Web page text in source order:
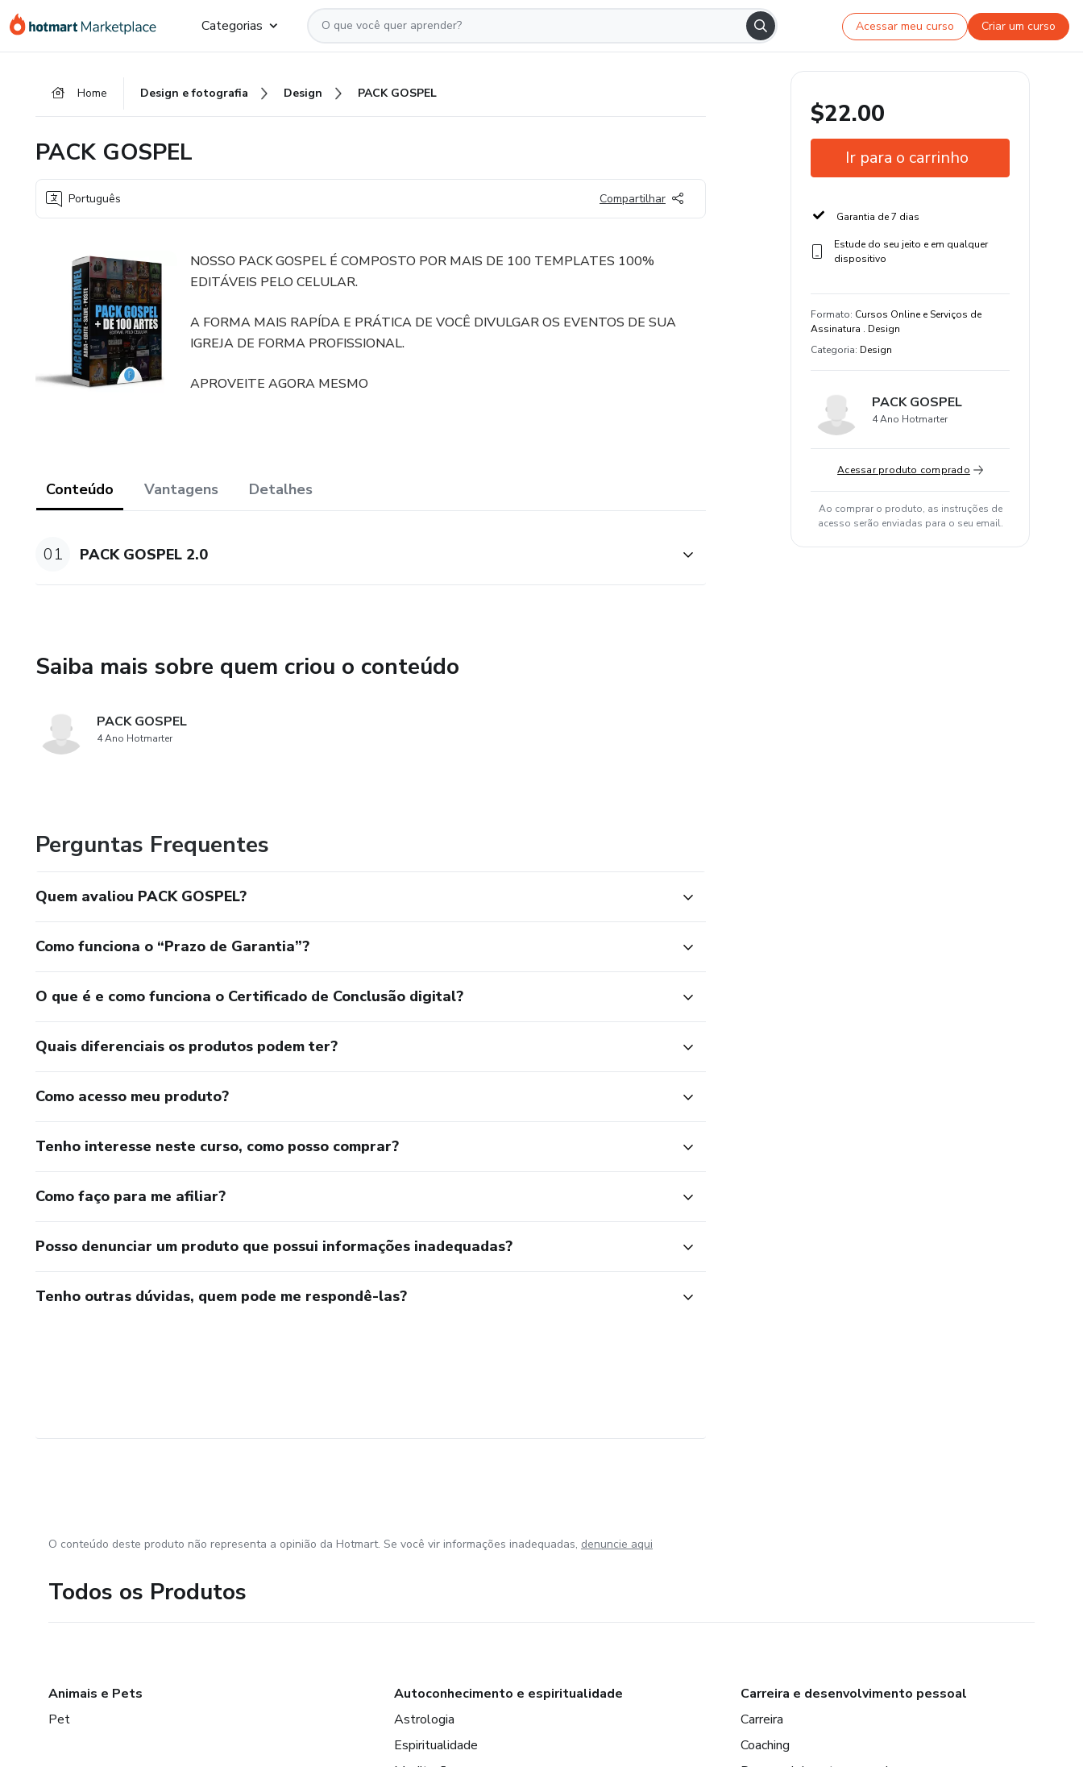
para
para
para
Categorias Acessar meu curso Criar um curso
Home Design e fotografia Design PACK GOSPEL
PACK GOSPEL
Português Compartilhar
NOSSO PACK GOSPEL É COMPOSTO POR MAIS DE 100 TEMPLATES 100%
EDITÁVEIS PELO CELULAR.
A FORMA MAIS RAPÍDA E PRÁTICA DE VOCÊ DIVULGAR OS EVENTOS DE SUA
IGREJA DE FORMA PROFISSIONAL.
APROVEITE AGORA MESMO
Conteúdo Vantagens Detalhes
01 PACK GOSPEL 2.0
Saiba mais sobre quem criou o conteúdo
PACK GOSPEL
4 Ano Hotmarter
Perguntas Frequentes
Quem avaliou PACK GOSPEL?
Como funciona o “Prazo de Garantia”?
O que é e como funciona o Certificado de Conclusão digital?
Quais diferenciais os produtos podem ter?
Como acesso meu produto?
Tenho interesse neste curso, como posso comprar?
Como faço para me afiliar?
Posso denunciar um produto que possui informações inadequadas?
Tenho outras dúvidas, quem pode me respondê-las?
$22.00
Ir para o carrinho
Garantia de 7 dias
Estude do seu jeito e em qualquer
dispositivo
Formato: Cursos Online e Serviços de
Assinatura . Design
Categoria: Design
PACK GOSPEL
4 Ano Hotmarter
Acessar produto comprado
Ao comprar o produto, as instruções de
acesso serão enviadas para o seu email.
O conteúdo deste produto não representa a opinião da Hotmart. Se você vir informações inadequadas, denuncie aqui
Todos os Produtos
Animais e Pets
Pet
Autoconhecimento e espiritualidade
Astrologia
Espiritualidade
Carreira e desenvolvimento pessoal
Carreira
Coaching